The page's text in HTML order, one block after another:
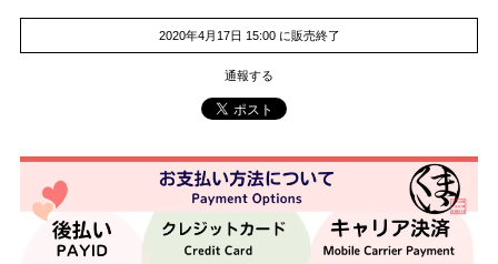
2020年4月17日 15:00 に販売終了
通報する